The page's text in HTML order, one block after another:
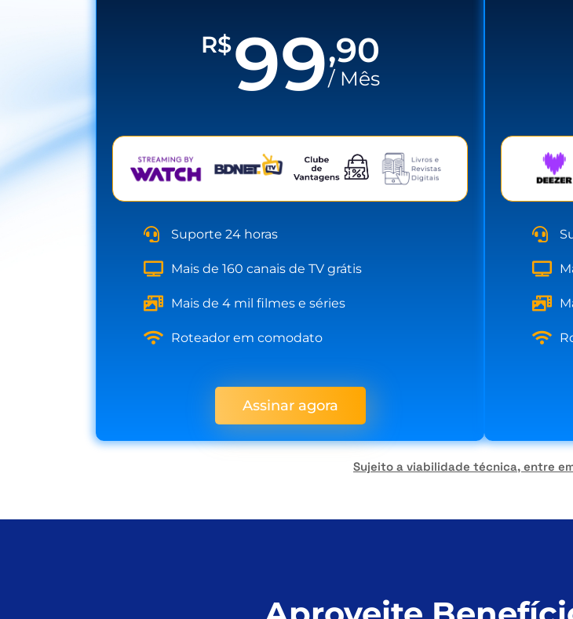
R$99,90
/ Mês
Suporte 24 horas
Mais de 160 canais de TV grátis
Mais de 4 mil filmes e séries
Roteador em comodato
Assinar agora
Sujeito a viabilidade técnica, entre